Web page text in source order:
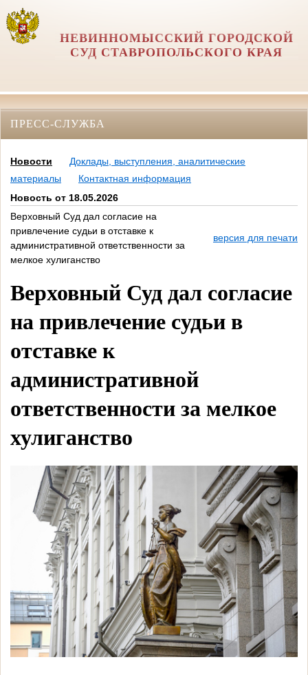
НЕВИННОМЫССКИЙ ГОРОДСКОЙ
СУД СТАВРОПОЛЬСКОГО КРАЯ
ПРЕСС-СЛУЖБА
Новости
Доклады, выступления, аналитические
материалы
Контактная информация
Новость от 18.05.2026
Верховный Суд дал согласие на
привлечение судьи в отставке к
административной ответственности за
мелкое хулиганство
версия для печати
Верховный Суд дал согласие
на привлечение судьи в
отставке к
административной
ответственности за мелкое
хулиганство